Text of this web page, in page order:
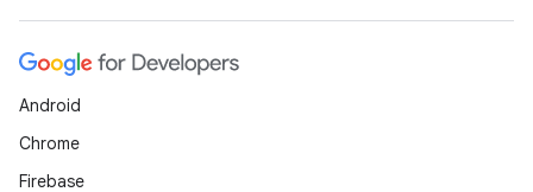
Android
Chrome
Firebase